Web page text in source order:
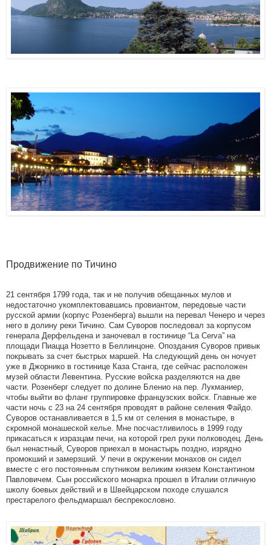
Продвижение по Тичино
21 сентября 1799 года, так и не получив обещанных мулов и
недостаточно укомплектовавшись провиантом, передовые части
русской армии (корпус Розенберга) вышли на перевал Ченеро и через
него в долину реки Тичино. Сам Суворов последовал за корпусом
генерала Дерфельдена и заночевал в гостинице “La Cerva” на
площади Пиацца Нозетто в Беллинцоне. Опоздания Суворов привык
покрывать за счет быстрых маршей. На следующий день он ночует
уже в Джорнико в гостинице Каза Станга, где сейчас расположен
музей области Левентина. Русские войска разделяются на две
части. Розенберг следует по долине Бленио на пер. Лукманиер,
чтобы выйти во фланг группировке французских войск. Главные же
части ночь с 23 на 24 сентября проводят в районе селения Файдо.
Суворов останавливается в 1,5 км от селения в монастыре, в
скромной монашеской келье. Мне посчастливилось в 1999 году
прикасаться к изразцам печи, на которой грел руки полководец. День
был ненастный, Суворов приехал в монастырь поздно, изрядно
промокший и замерзший. У печи в окружении монахов он сидел
вместе с его постоянным спутником великим князем Константином
Павловичем. Сын российского монарха прошел в Италии отличную
школу боевых действий и в Швейцарском походе слушался
престарелого фельдмаршал беспрекословно.